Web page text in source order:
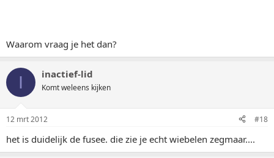
Waarom vraag je het dan?
I inactief-lid
Komt weleens kijken
12 mrt 2012 #18
het is duidelijk de fusee. die zie je echt wiebelen zegmaar....